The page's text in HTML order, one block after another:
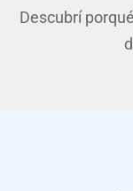
Descubrí